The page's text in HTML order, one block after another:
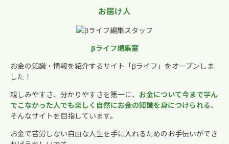
お届け人
βライフ編集室
お金の知識・情報を紹介するサイト「βライフ」をオープンしま
した！
親しみやすさ、分かりやすさを第一に、 お金について今まで学ん
でこなかった人でも楽しく自然にお金の知識を身につけられる、
そんなサイトを目指しています。
お金で苦労しない自由な人生を手に入れるためのお手伝いができ